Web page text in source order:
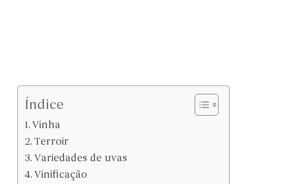
Índice
Vinha
Terroir
Variedades de uvas
Vinificação